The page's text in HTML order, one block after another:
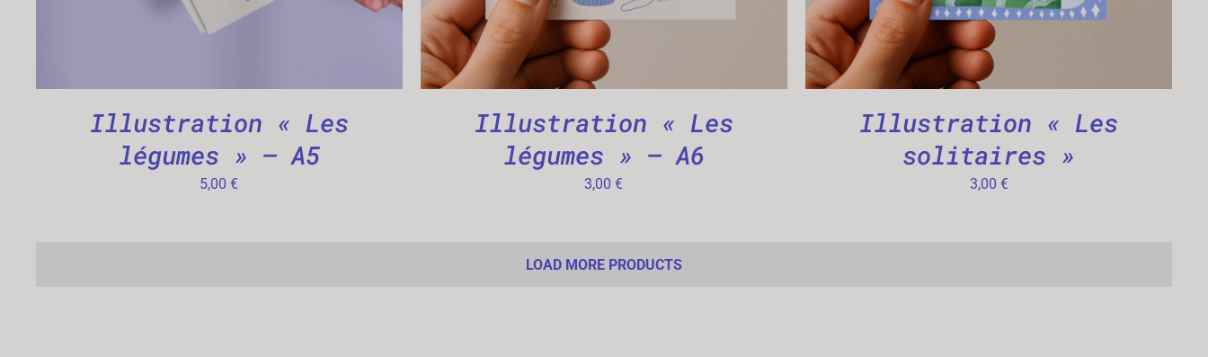
Illustration « Les
légumes » – A5
5,00€
Illustration « Les
légumes » – A6
3,00€
Illustration « Les
solitaires »
3,00 €
LOAD MORE PRODUCTS